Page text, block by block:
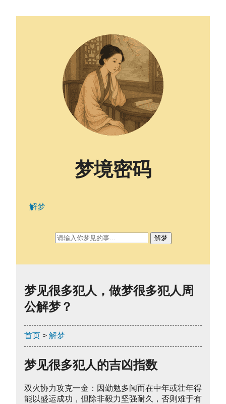
梦见很多犯人，做梦很多犯人周
公解梦？
首页 > 解梦
梦见很多犯人的吉凶指数
双火协力攻克一金：因勤勉多闻而在中年或壮年得
能以盛运成功，但除非毅力坚强耐久，否则难于有
梦境密码
解梦
解梦